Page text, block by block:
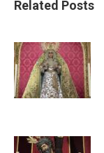
Related Posts